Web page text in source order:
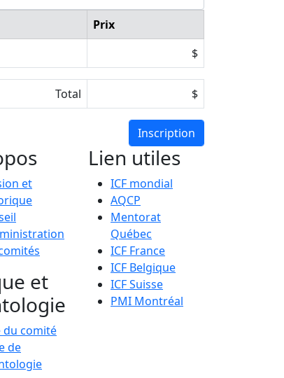
Prix
$
Total $
et
et
du comité
de
Lien utiles
ICF mondial
AQCP
Mentorat
Québec
ICF France
ICF Belgique
ICF Suisse
PMI Montréal